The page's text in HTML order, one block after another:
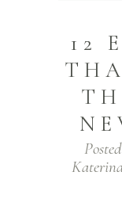
12